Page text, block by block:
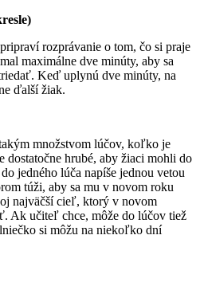
rozprávanie o tom, čo si praje
maximálne dve minúty, aby sa
Keď uplynú dve minúty, na
ďalší žiak.
množstvom lúčov, koľko je
dostatočne hrubé, aby žiaci mohli do
jedného lúča napíše jednou vetou
túži, aby sa mu v novom roku
najväčší cieľ, ktorý v novom
Ak učiteľ chce, môže do lúčov tiež
si môžu na niekoľko dní